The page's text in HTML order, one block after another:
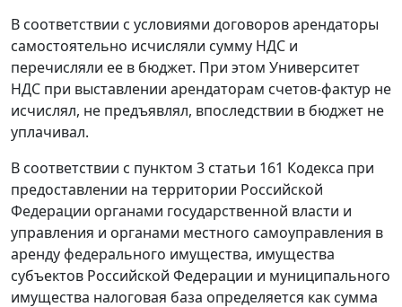
В соответствии с условиями договоров арендаторы
самостоятельно исчисляли сумму НДС и
перечисляли ее в бюджет. При этом Университет
НДС при выставлении арендаторам счетов-фактур не
исчислял, не предъявлял, впоследствии в бюджет не
уплачивал.
В соответствии с пунктом 3 статьи 161 Кодекса при
предоставлении на территории Российской
Федерации органами государственной власти и
управления и органами местного самоуправления в
аренду федерального имущества, имущества
субъектов Российской Федерации и муниципального
имущества налоговая база определяется как сумма